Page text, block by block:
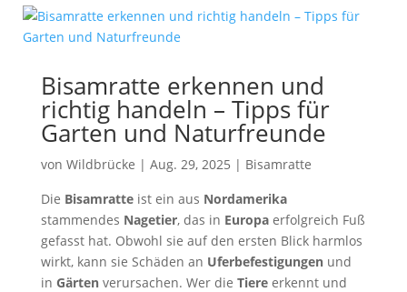
Bisamratte erkennen und
richtig handeln – Tipps für
Garten und Naturfreunde
von Wildbrücke | Aug. 29, 2025 | Bisamratte
Die Bisamratteist ein aus Nordamerika
stammendes Nagetier, das in Europaerfolgreich Fuß
gefasst hat. Obwohl sie auf den ersten Blick harmlos
wirkt, kann sie Schäden an Uferbefestigungenund
in Gärtenverursachen. Wer die Tiereerkennt und